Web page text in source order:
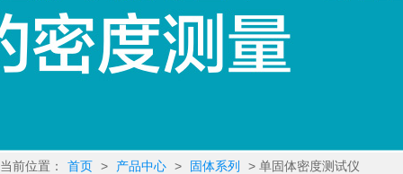
当前位置： 首页 > 产品中心 > 固体系列 > 单固体密度测试仪